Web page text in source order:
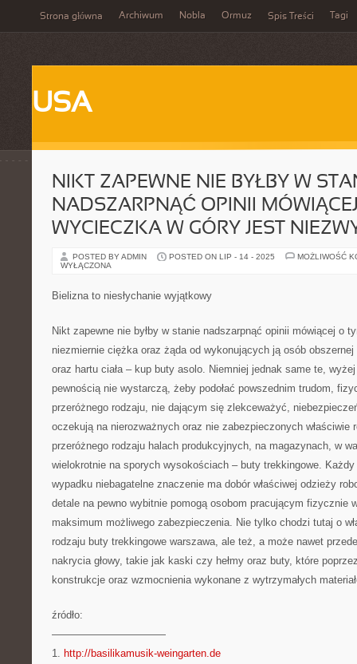
Strona główna Archiwum Nobla Ormuz Spis Treści Tagi
USA
NIKT ZAPEWNE NIE BYŁBY W
NADSZARPNĄĆ OPINII
WYCIECZKA W GÓRY JEST
POSTED BY ADMIN POSTED ON LIP - 14 - 2025
MOŻLIWOŚĆ
WYŁĄCZONA
Bielizna to niesłychanie wyjątkowy
Nikt zapewne nie byłby w stanie nadszarpnąć opinii mówiącej o
niezmiernie ciężka oraz żąda od wykonujących ją osób
oraz hartu ciała – kup buty asolo. Niemniej jednak same te,
pewnością nie wystarczą, żeby podołać powszednim trudom,
przeróżnego rodzaju, nie dającym się zlekceważyć,
oczekują na nierozważnych oraz nie zabezpieczonych właściwie
przeróżnego rodzaju halach produkcyjnych, na magazynach, w
wielokrotnie na sporych wysokościach – buty trekkingowe.
wypadku niebagatelne znaczenie ma dobór właściwej odzieży
detale na pewno wybitnie pomogą osobom pracującym fizycznie
maksimum możliwego zabezpieczenia. Nie tylko chodzi tutaj o
rodzaju buty trekkingowe warszawa, ale też, a może nawet
nakrycia głowy, takie jak kaski czy hełmy oraz buty, które
konstrukcje oraz wzmocnienia wykonane z wytrzymałych
źródło:
———————————
1. http://basilikamusik-weingarten.de